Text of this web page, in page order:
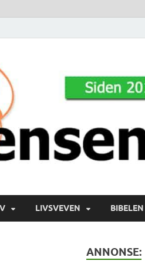
LIVSVEVEN BIBELEN
ANNONSE: